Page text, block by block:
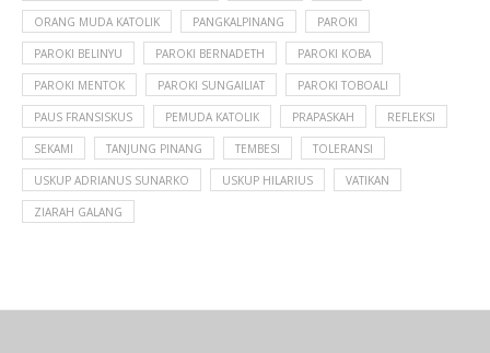
ORANG MUDA KATOLIK PANGKALPINANG PAROKI
PAROKI BELINYU PAROKI BERNADETH PAROKI KOBA
PAROKI MENTOK PAROKI SUNGAILIAT PAROKI TOBOALI
PAUS FRANSISKUS PEMUDA KATOLIK PRAPASKAH REFLEKSI
SEKAMI TANJUNG PINANG TEMBESI TOLERANSI
USKUP ADRIANUS SUNARKO USKUP HILARIUS VATIKAN
ZIARAH GALANG